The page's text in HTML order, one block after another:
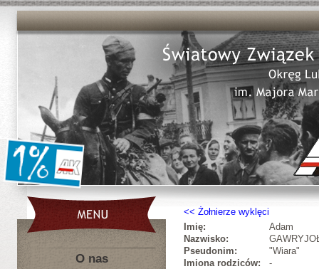
O nas
Żołnierze wyklęci
Imię:
Adam
Nazwisko:
Pseudonim:
"Wiara"
Imiona rodziców:
-